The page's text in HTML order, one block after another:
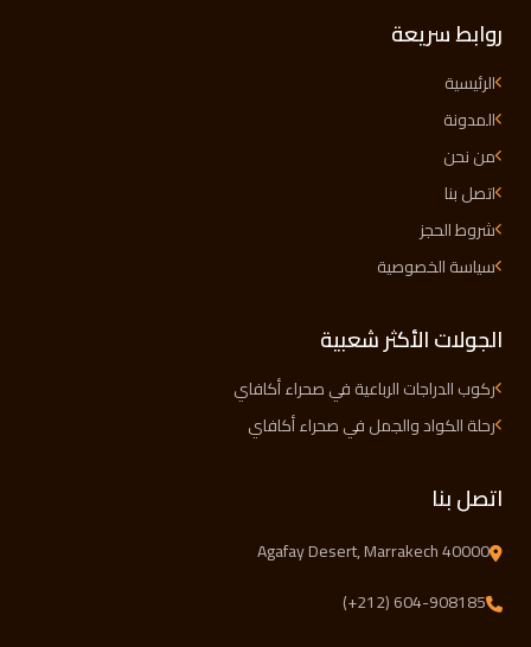
روابط سريعة
الرئيسية
المدونة
من نحن
اتصل بنا
شروط الحجز
سياسة الخصوصية
الجولات الأكثر شعبية
ركوب الدراجات الرباعية في صحراء أكافاي
رحلة الكواد والجمل في صحراء أكافاي
اتصل بنا
Agafay Desert, Marrakech 40000
(+212) 604-908185